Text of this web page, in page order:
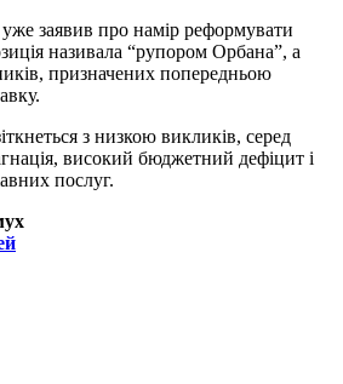
заявив про намір реформувати
називала “рупором Орбана”, а
призначених попередньою
з низкою викликів, серед
високий бюджетний дефіцит і
послуг.